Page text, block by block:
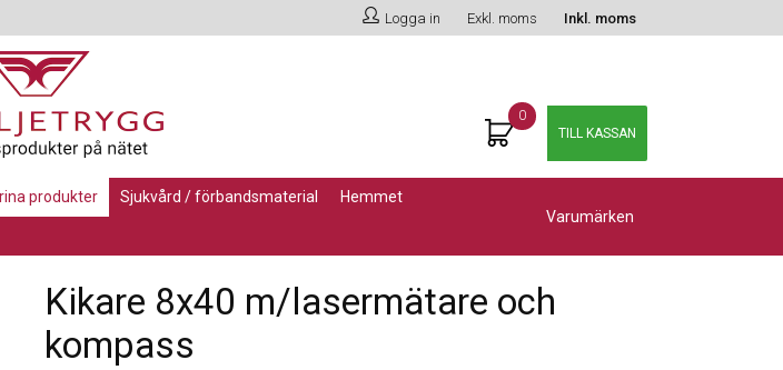
Logga in Exkl. moms Inkl. moms
0
TILL KASSAN
produkter sjukvård / förbandsmaterial hemmet
Varumärken
Kikare 8x40 m/lasermätare och
kompass